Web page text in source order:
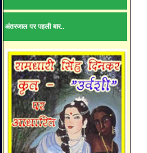
अंतरजाल पर पहली बार..